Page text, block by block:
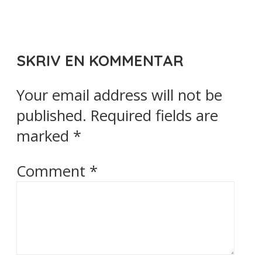
SKRIV EN KOMMENTAR
Your email address will not be
published. Required fields are
marked *
Comment *